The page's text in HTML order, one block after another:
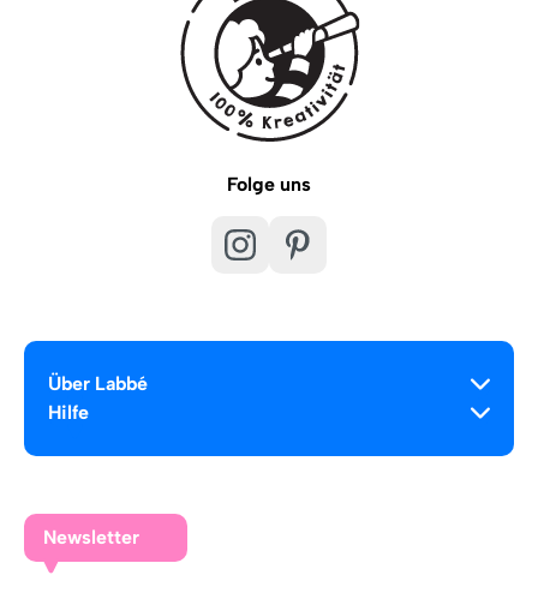
Folge uns
Über Labbé
Hilfe
Newsletter